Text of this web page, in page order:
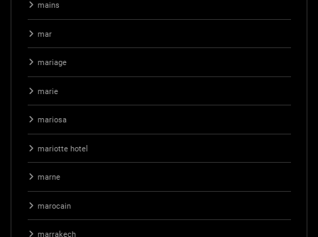
mains
mar
mariage
marie
mariosa
mariotte hotel
marne
marocain
marrakech